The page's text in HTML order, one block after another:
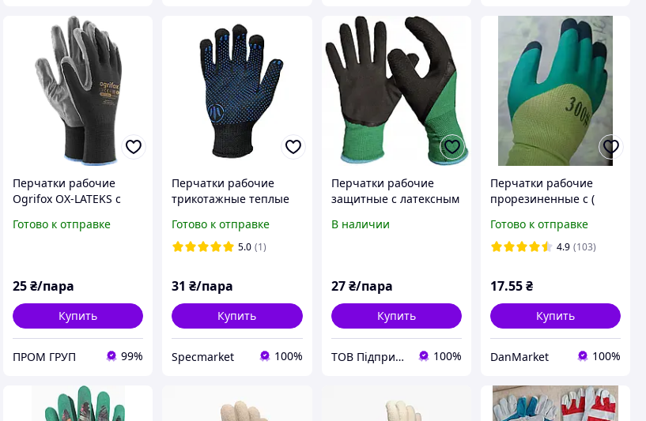
Перчатки рабочие
Ogrifox OX-LATEKS с
вспененного латекса,
Готово к отправке
25₴/пара
Купить
ПРОМ ГРУП 99%
Перчатки рабочие
трикотажные теплые
TRIDENT 8411-2
Готово к отправке
5.0 (1)
31 ₴/пара
Купить
Specmarket 100%
Перчатки рабочие
защитные с латексным
В наличии
27 ₴/пара
Купить
ТОВ Підприємство Юні-Медс 100%
Перчатки рабочие
прорезиненные с (
усиленный) 300#
размер 10
Готово к отправке
4.9 (103)
17.55₴
Купить
DanMarket 100%